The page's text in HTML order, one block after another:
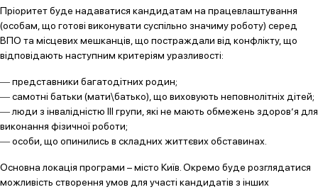
Пріоритет буде надаватися кандидатам на працевлаштування
(особам, що готові виконувати суспільно значиму роботу) серед
ВПО та місцевих мешканців, що постраждали від конфлікту, що
відповідають наступним критеріям уразливості:
― представники багатодітних родин;
― самотні батьки (мати\батько), що виховують неповнолітніх дітей;
― люди з інвалідністю ІІІ групи, які не мають обмежень здоров’я для
виконання фізичної роботи;
― особи, що опинились в складних життєвих обставинах.
Основна локація програми – місто Київ. Окремо буде розглядатися
можливість створення умов для участі кандидатів з інших